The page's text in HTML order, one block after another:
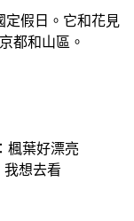
定假日。它和花見
都和山區。
楓葉好漂亮
我想去看